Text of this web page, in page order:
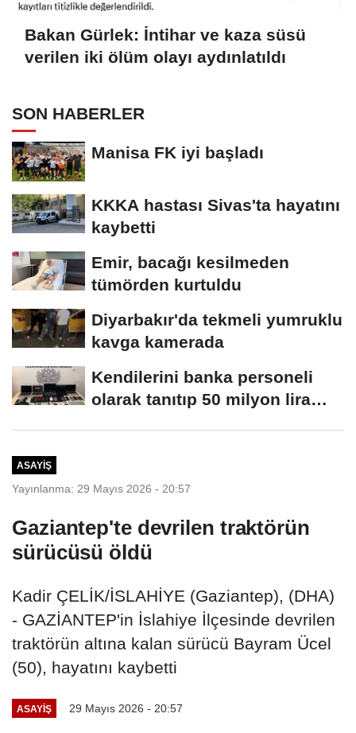
Bakan Gürlek: İntihar ve kaza süsü
verilen iki ölüm olayı aydınlatıldı
SON HABERLER
Manisa FK iyi başladı
KKKA hastası Sivas'ta hayatını
kaybetti
Emir, bacağı kesilmeden
tümörden kurtuldu
Diyarbakır'da tekmeli yumruklu
kavga kamerada
Kendilerini banka personeli
olarak tanıtıp 50 milyon lira
ASAYIŞ
Yayınlanma: 29 Mayıs 2026 - 20:57
Gaziantep'te devrilen traktörün
sürücüsü öldü
Kadir ÇELİK/İSLAHİYE (Gaziantep), (DHA)
- GAZİANTEP'in İslahiye İlçesinde devrilen
traktörün altına kalan sürücü Bayram Ücel
(50), hayatını kaybetti
ASAYIŞ 29 Mayıs 2026 - 20:57